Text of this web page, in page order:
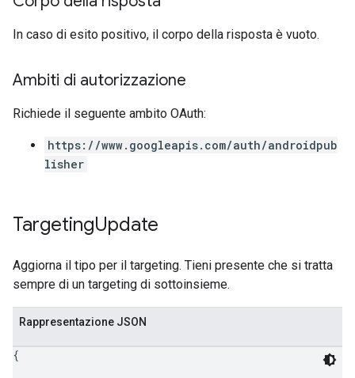
In caso di esito positivo, il corpo della risposta è vuoto.
Ambiti di autorizzazione
Richiede il seguente ambito OAuth:
https://www.googleapis.com/auth/androidpub
lisher
TargetingUpdate
Aggiorna il tipo per il targeting. Tieni presente che si tratta
sempre di un targeting di sottoinsieme.
Rappresentazione JSON
{